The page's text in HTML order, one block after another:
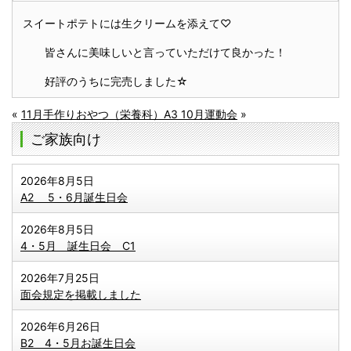
ご家族向け
2026年8月5日
A2 5・6月誕生日会
2026年8月5日
4・5月 誕生日会 C1
2026年7月25日
面会規定を掲載しました
2026年6月26日
B2 4・5月お誕生日会
スイートポテトには生クリームを添えて♡
皆さんに美味しいと言っていただけて良かった！
好評のうちに完売しました☆
« 11月手作りおやつ（栄養科） A3 10月運動会 »